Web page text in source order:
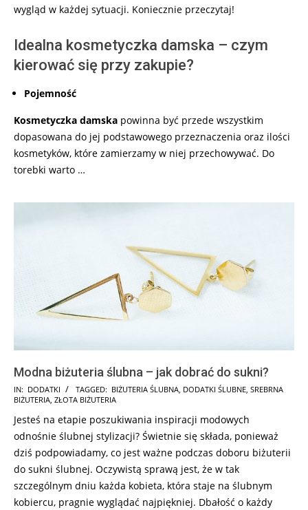
wygląd w każdej sytuacji. Koniecznie przeczytaj!
Idealna kosmetyczka damska – czym
kierować się przy zakupie?
Pojemność
Kosmetyczka damska powinna być przede wszystkim
dopasowana do jej podstawowego przeznaczenia oraz ilości
kosmetyków, które zamierzamy w niej przechowywać. Do
torebki warto …
Modna biżuteria ślubna – jak dobrać do sukni?
2025-
07-
17
IN: DODATKI TAGGED: BIŻUTERIA ŚLUBNA DODATKI ŚLUBNE SREBRNA
BIŻUTERIA ZŁOTA BIŻUTERIA
Jesteś na etapie poszukiwania inspiracji modowych
odnośnie ślubnej stylizacji? Świetnie się składa, ponieważ
dziś podpowiadamy, co jest ważne podczas doboru biżuterii
do sukni ślubnej. Oczywistą sprawą jest, że w tak
szczególnym dniu każda kobieta, która staje na ślubnym
kobiercu, pragnie wyglądać najpiękniej. Dbałość o każdy